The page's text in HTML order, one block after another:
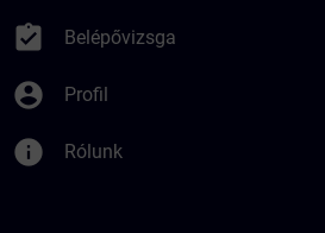
assignment_turned_in Belépővizsga
account_circle Profil
info Rólunk